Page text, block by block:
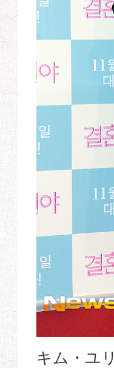
キム・ユリ